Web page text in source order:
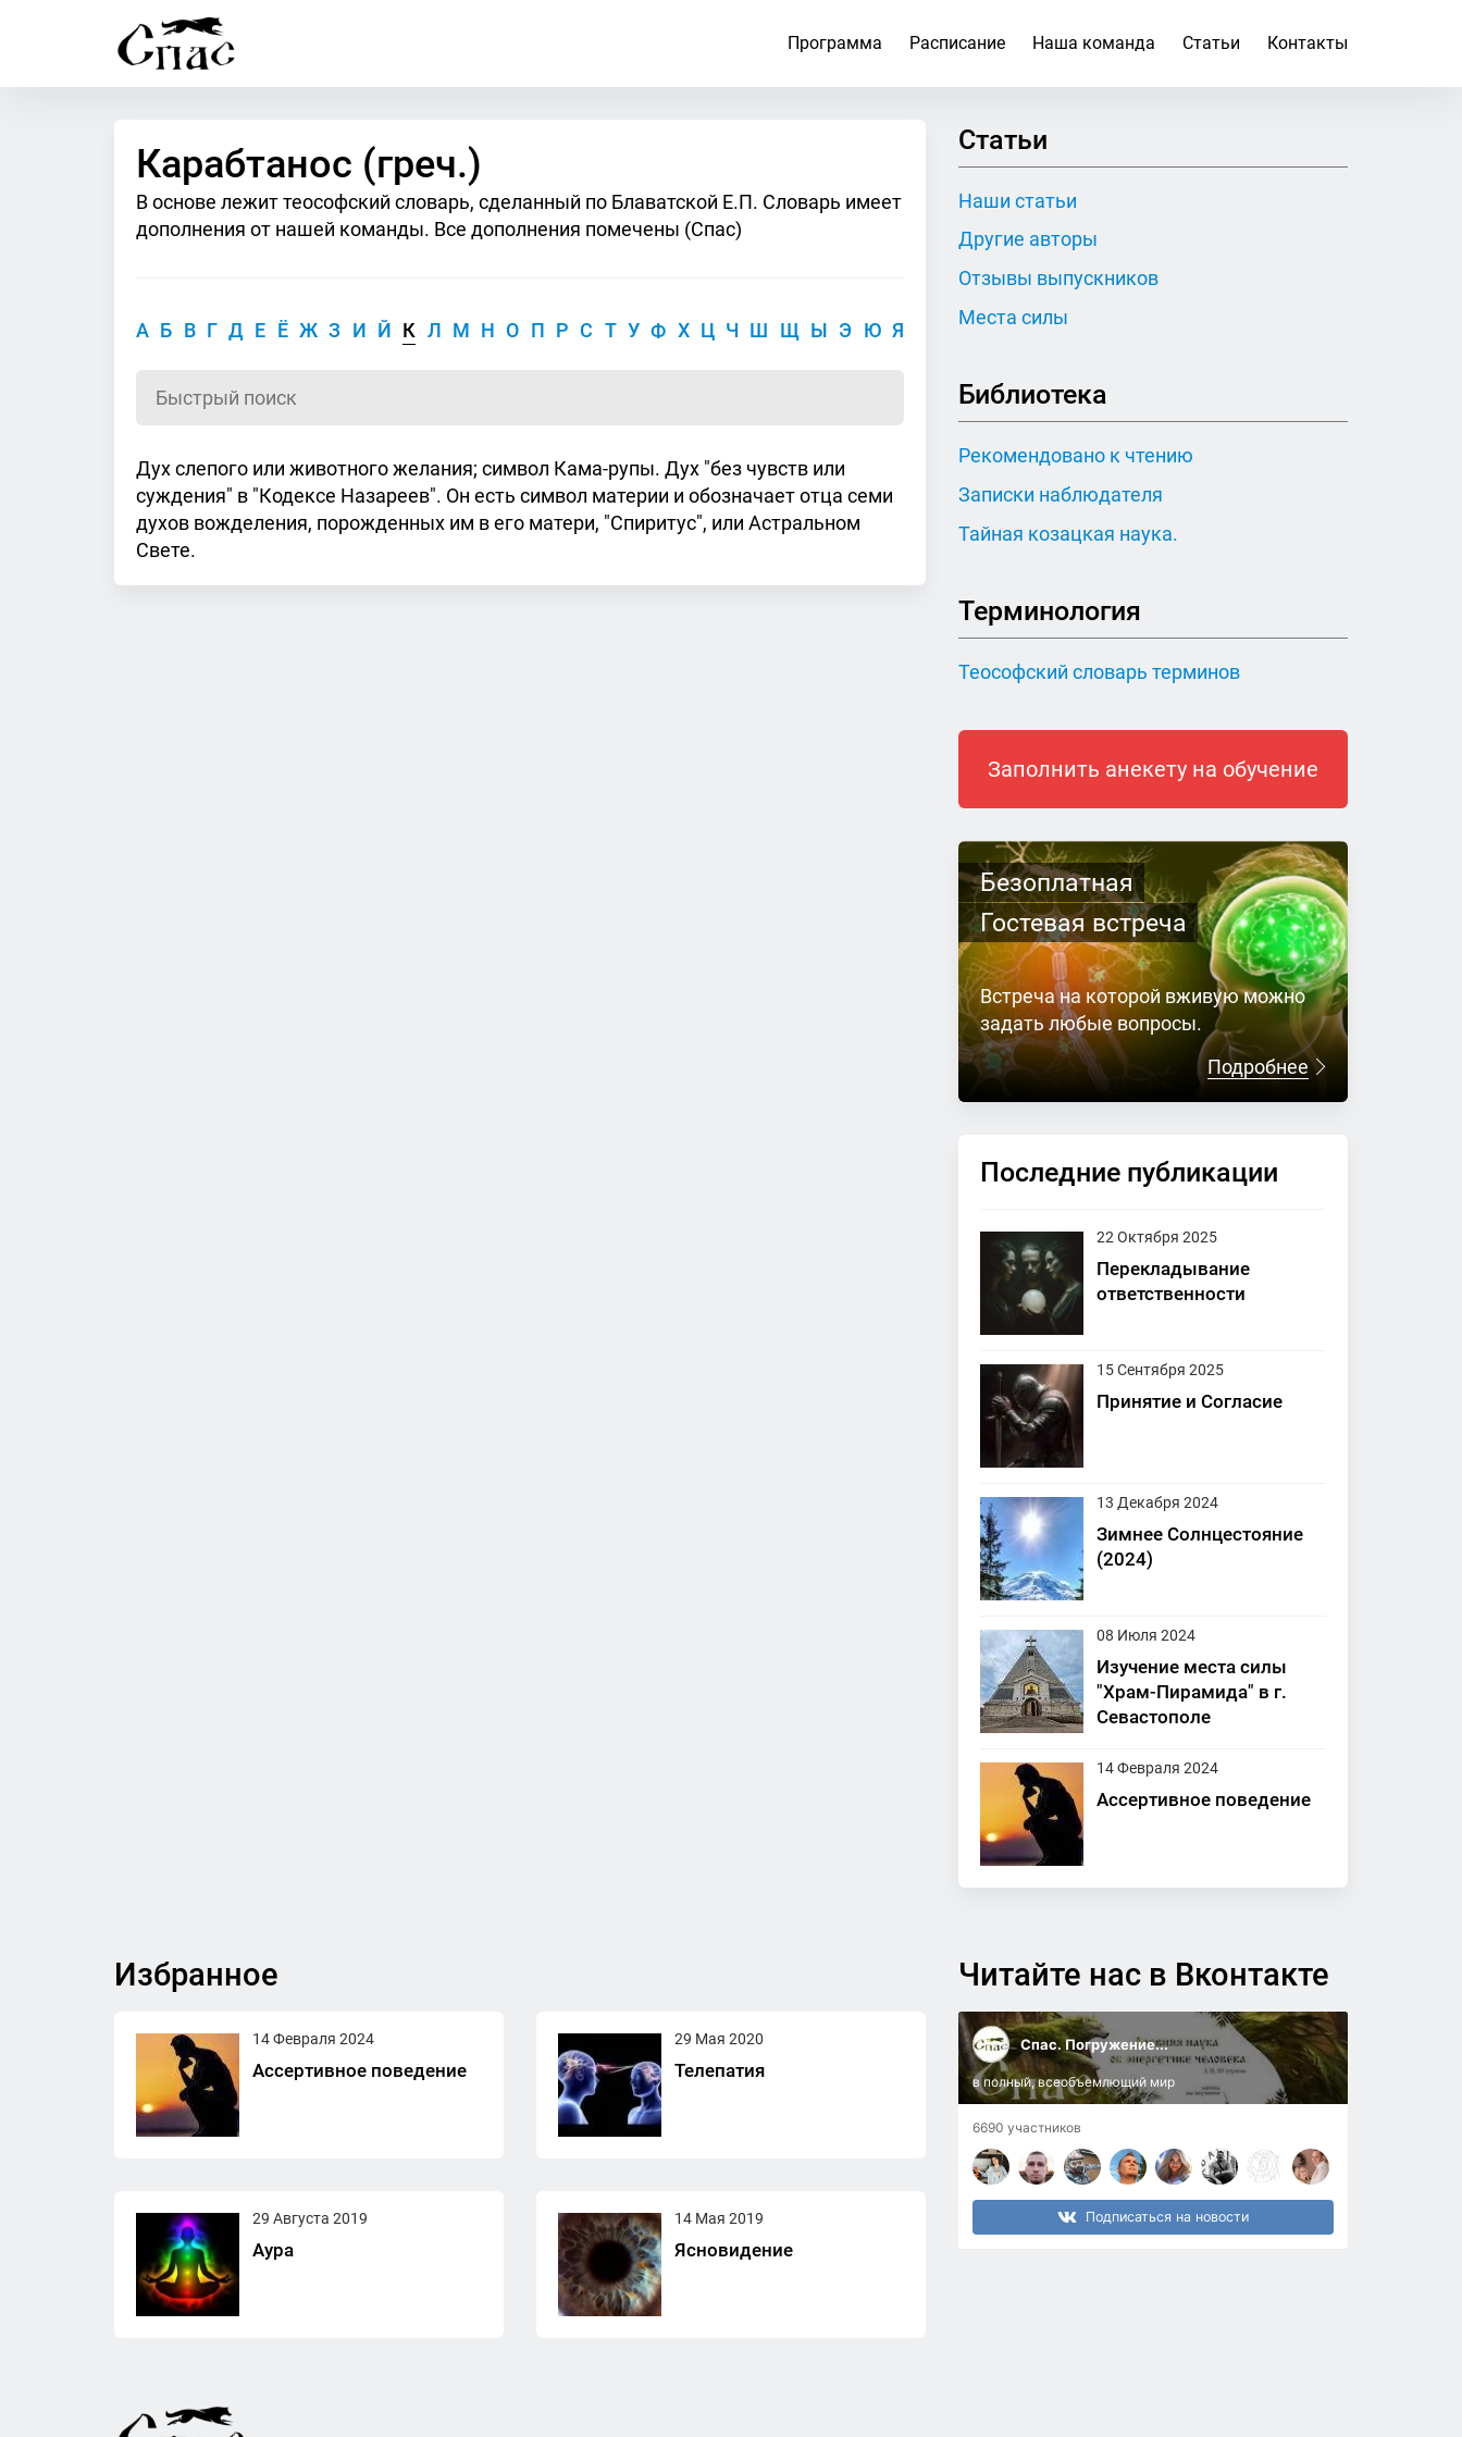
Программа Расписание Наша команда Статьи Контакты
Карабтанос (греч.)
В основе лежит теософский словарь, сделанный по Блаватской Е.П. Словарь имеет
дополнения от нашей команды. Все дополнения помечены (Спас)
А Б В Г Д Е Ё Ж З И Й К Л М Н О П Р С Т У Ф Х Ц Ч Ш Щ Ы Э Ю Я
Дух слепого или животного желания; символ Кама-рупы. Дух "без чувств или
суждения" в "Кодексе Назареев". Он есть символ материи и обозначает отца семи
духов вожделения, порожденных им в его матери, "Спиритус", или Астральном
Свете.
Статьи
Наши статьи
Другие авторы
Отзывы выпускников
Места силы
Библиотека
Рекомендовано к чтению
Записки наблюдателя
Тайная козацкая наука.
Терминология
Теософский словарь терминов
Заполнить анекету на обучение
Безоплатная
Гостевая встреча
Встреча на которой вживую можно
задать любые вопросы.
Подробнее
Последние публикации
22 Октября 2025
Перекладывание
ответственности
15 Сентября 2025
Принятие и Согласие
13 Декабря 2024
Зимнее Солнцестояние
(2024)
08 Июля 2024
Изучение места силы
"Храм-Пирамида" в г.
Севастополе
14 Февраля 2024
Ассертивное поведение
Избранное
14 Февраля 2024
Ассертивное поведение
29 Мая 2020
Телепатия
29 Августа 2019
Аура
14 Мая 2019
Ясновидение
Читайте нас в Вконтакте
Спас. Погружение...
в полный, всеобъемлющий мир
6690 участников
Подписаться на новости